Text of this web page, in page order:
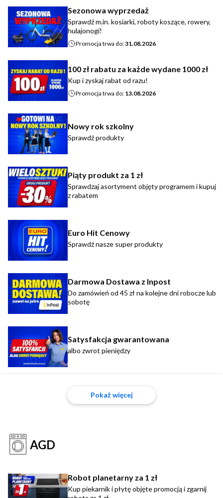
Sezonowa wyprzedaż
Sprawdź m.in. kosiarki, roboty koszące, rowery,
hulajonogi!
Promocja trwa do:31.08.2026
100 zł rabatu za każde wydane 1000 zł
Kup i zyskaj rabat od razu!
Promocja trwa do: 13.08.2026
Nowy rok szkolny
Sprawdź produkty
Piąty produkt za 1 zł
Sprawdzaj asortyment objęty programem i kupuj
z rabatem
Euro Hit Cenowy
Sprawdź nasze super produkty
Darmowa Dostawa z Inpost
Do zamówień od 45 zł na kolejne dni robocze lub
sobotę
Satysfakcja gwarantowana
albo zwrot pieniędzy
Pokaż więcej
AGD
Robot planetarny za 1 zł
Kup piekarnik i płytę objęte promocją i zgarnij